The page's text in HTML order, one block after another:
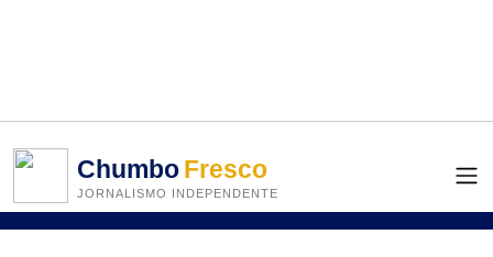
ChumboFresco
JORNALISMO INDEPENDENTE